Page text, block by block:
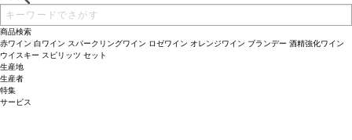
商品検索
赤ワイン 白ワイン スパークリングワイン ロゼワイン オレンジワイン ブランデー 酒精強化ワイン
ウイスキー スピリッツ セット
生産地
生産者
特集
サービス